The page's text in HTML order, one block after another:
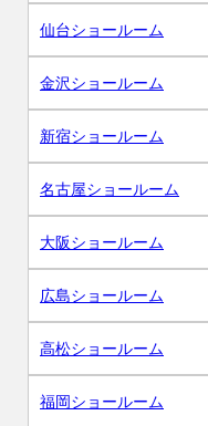
仙台ショールーム
金沢ショールーム
新宿ショールーム
名古屋ショールーム
大阪ショールーム
広島ショールーム
高松ショールーム
福岡ショールーム